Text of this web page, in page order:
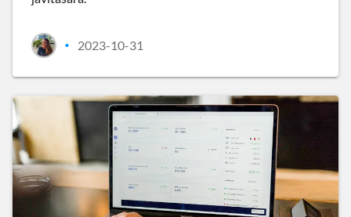
• 2023-10-31